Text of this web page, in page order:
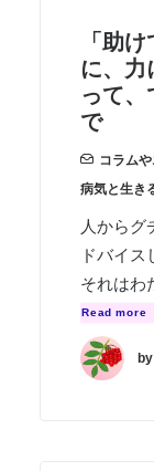
「助
に、力
って、
で
コラム
病気と生き
人からグ
ドバイス
それはわ
Read more